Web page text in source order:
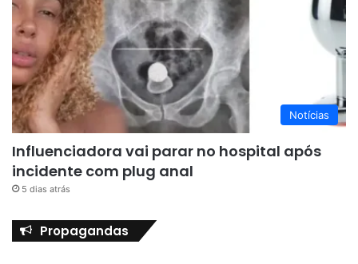
Notícias
Influenciadora vai parar no hospital após
incidente com plug anal
5 dias atrás
Propagandas